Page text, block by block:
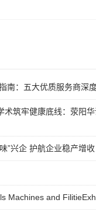
南：五大优质服务商深
术筑牢健康底线：荥阳
”兴企 护航企业稳产增收
Machines and